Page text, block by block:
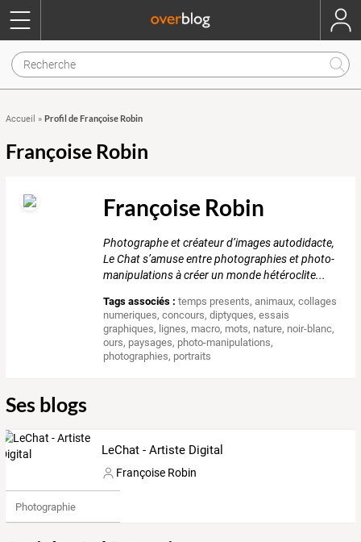
Accueil » Profil de Françoise Robin
Françoise Robin
Françoise Robin
Photographe et créateur d’images autodidacte,
Le Chat s’amuse entre photographies et photo-
manipulations à créer un monde hétéroclite...
Tags associés : temps presents,animaux,collages
numeriques,concours,diptyques,essais
graphiques, lignes, macro, mots, nature, noir-blanc,
ours, paysages, photo-manipulations,
photographies, portraits
Ses blogs
LeChat - Artiste Digital
Françoise Robin
Photographie